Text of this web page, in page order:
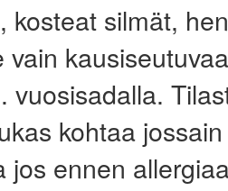
kosteat silmät,
vain
vuosisadalla.
kohtaa
jos ennen